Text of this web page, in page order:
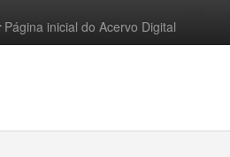
Página inicial do Acervo Digital